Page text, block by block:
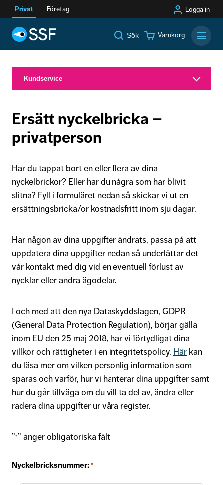
Privat Företag Logga in
Sök Varukorg
Kundservice
Ersätt nyckelbricka –
privatperson
Har du tappat bort en eller flera av dina
nyckelbrickor? Eller har du några som har blivit
slitna? Fyll i formuläret nedan så skickar vi ut en
ersättningsbricka/or kostnadsfritt inom sju dagar.
Har någon av dina uppgifter ändrats, passa på att
uppdatera dina uppgifter nedan så underlättar det
vår kontakt med dig vid en eventuell förlust av
nycklar eller andra ägodelar.
I och med att den nya Dataskyddslagen, GDPR
(General Data Protection Regulation), börjar gälla
inom EU den 25 maj 2018, har vi förtydligat dina
villkor och rättigheter i en integritetspolicy. Här kan
du läsa mer om vilken personlig information som
sparas och varför, hur vi hanterar dina uppgifter samt
hur du går tillväga om du vill ta del av, ändra eller
radera dina uppgifter ur våra register.
”*” anger obligatoriska fält
Nyckelbricksnummer: *